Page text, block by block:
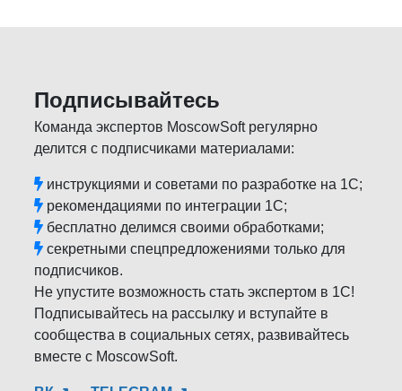
Подписывайтесь
Команда экспертов MoscowSoft регулярно
делится с подписчиками материалами:
инструкциями и советами по разработке на 1С;
рекомендациями по интеграции 1С;
бесплатно делимся своими обработками;
секретными спецпредложениями только для
подписчиков.
Не упустите возможность стать экспертом в 1С!
Подписывайтесь на рассылку и вступайте в
сообщества в социальных сетях, развивайтесь
вместе с MoscowSoft.